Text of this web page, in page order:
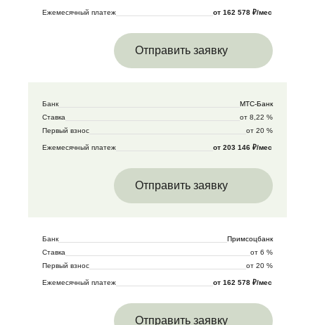
Ежемесячный платеж от 162 578 ₽/мес
Отправить заявку
Банк
МТС-Банк
Ставка
от 8,22 %
Первый взнос
от 20 %
Ежемесячный платеж от 203 146 ₽/мес
Отправить заявку
Банк
Примсоцбанк
Ставка
от 6 %
Первый взнос
от 20 %
Ежемесячный платеж от 162 578 ₽/мес
Отправить заявку